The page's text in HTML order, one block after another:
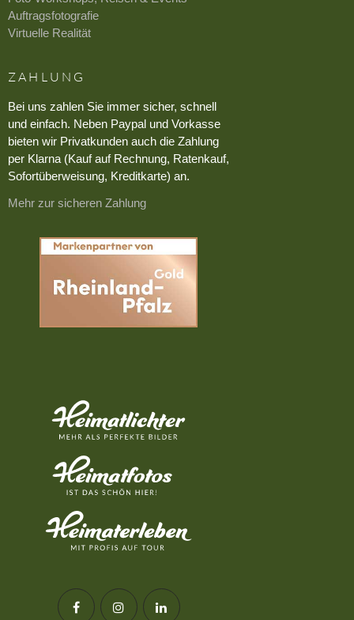
Auftragsfotografie
Virtuelle Realität
ZAHLUNG
Bei uns zahlen Sie immer sicher, schnell
und einfach. Neben Paypal und Vorkasse
bieten wir Privatkunden auch die Zahlung
per Klarna (Kauf auf Rechnung, Ratenkauf,
Sofortüberweisung, Kreditkarte) an.
Mehr zur sicheren Zahlung